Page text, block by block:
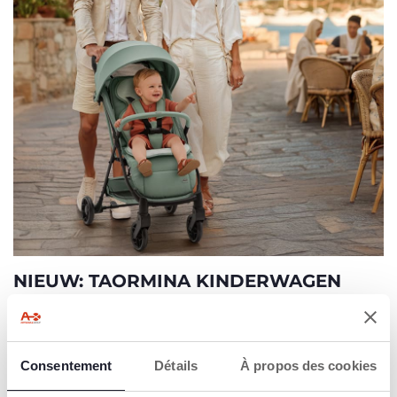
Consentement Détails À propos des cookies
NIEUW: TAORMINA KINDERWAGEN
ONTDEK MEER